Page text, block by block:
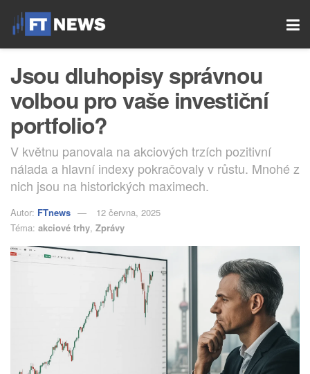
Jsou dluhopisy správnou
volbou pro vaše investiční
portfolio?
V květnu panovala na akciových trzích pozitivní
nálada a hlavní indexy pokračovaly v růstu. Mnohé z
nich jsou na historických maximech.
Autor: FTnews
12 června, 2025
Téma: akciové trhy, Zprávy